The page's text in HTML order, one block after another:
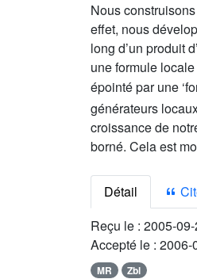
Nous
effet, nous
long d’un produit
une formule
épointé par une
générateurs
croissance de
borné. Cela est
Détail
Reçu le : 2005-
Accepté le : 2006-
MR Zbl